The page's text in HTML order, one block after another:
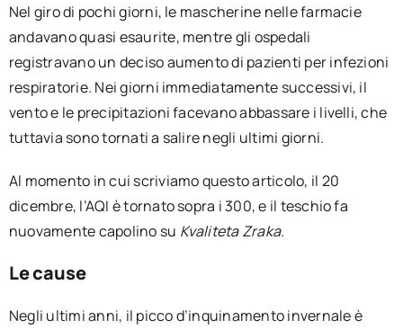
Nel giro di pochi giorni, le mascherine nelle farmacie
andavano quasi esaurite, mentre gli ospedali
registravano un deciso aumento di pazienti per infezioni
respiratorie. Nei giorni immediatamente successivi, il
vento e le precipitazioni facevano abbassare i livelli, che
tuttavia sono tornati a salire negli ultimi giorni.
Al momento in cui scriviamo questo articolo, il 20
dicembre, l’AQI è tornato sopra i 300, e il teschio fa
nuovamente capolino su Kvaliteta Zraka.
Le cause
Negli ultimi anni, il picco d’inquinamento invernale è